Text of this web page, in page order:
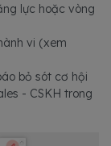
lực hoặc vòng
vi (xem
bỏ sót cơ hội
- CSKH trong